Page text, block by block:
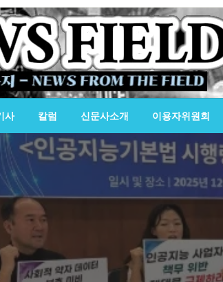
사 칼럼 신문사소개 이용자위원회